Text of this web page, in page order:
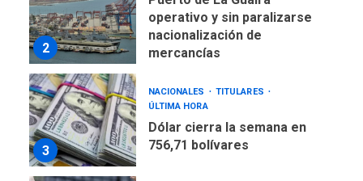
2
operativo y sin paralizarse
nacionalización de
mercancías
3
NACIONALES
TITULARES
ÚLTIMA HORA
Dólar cierra la semana en
756,71 bolívares